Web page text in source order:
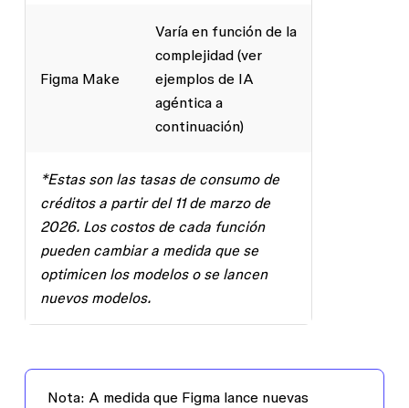
Figma Make
Varía en función de la
complejidad (ver
ejemplos de IA
agéntica a
continuación)
*Estas son las tasas de consumo de
créditos a partir del 11 de marzo de
2026. Los costos de cada función
pueden cambiar a medida que se
optimicen los modelos o se lancen
nuevos modelos.
Nota: A medida que Figma lance nuevas